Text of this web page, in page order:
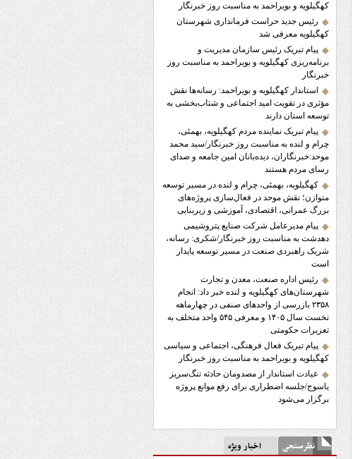
کهگیلویه و بویراحمد به مناسبت روز خبرنگار
رئیس جدید حراست فرمانداری شهرستان
کهگیلویه معرفی شد
پیام تبریک رئیس سازمان مدیریت و
برنامه‌ریزی کهگیلویه و بویراحمد به مناسبت روز
خبرنگار
استاندار کهگیلویه و بویراحمد: رسانه‌ها نقش
مؤثری در تقویت امید اجتماعی و شتاب‌بخشی به
توسعه استان دارند
پیام تبریک نماینده مردم کهگیلویه، بهمئی،
چرام و لنده به مناسبت روز خبرنگار/سید محمد
موحد:خبرنگاران، دیده‌بانان امین جامعه و صدای
رسای مردم هستند
کهگیلویه، بهمئی، چرام و لنده در مسیر توسعه
متوازن؛ نقش موحد در فعال‌سازی پروژه‌های
بزرگ عمرانی، اقتصادی، آموزشی و زیربنایی
پیام مدیرعامل شرکت صنایع پتروشیمی
دهدشت به مناسبت روز خبرنگار/شکری: رسانه،
شریک راهبردی صنعت در مسیر توسعه پایدار
است
رئیس اداره صنعت، معدن و تجارت
شهرستان‌های کهگیلویه و لنده خبر داد: انجام
۲۳۵۸ بازرسی از واحدهای صنفی در چهارماهه
نخست سال ۱۴۰۵ و معرفی ۵۴۵ واحد متخلف به
تعزیرات حکومتی
پیام تبریک فعال فرهنگی، اجتماعی و سیاسی
کهگیلویه و بویراحمد به مناسبت روز خبرنگار
عیادت استاندار از مصدومان حادثه تنگ‌سریز
یاسوج/جلسه اضطراری برای رفع موانع پروژه
برگزار می‌شود
نظرسنجی اخبار ویژه